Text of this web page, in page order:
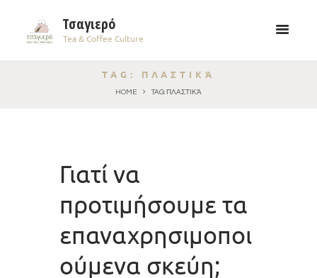
Τσαγιερό
Tea & Coffee Culture
TAG: ΠΛΑΣΤΙΚΆ
HOME TAG: ΠΛΑΣΤΙΚΆ
Γιατί να
προτιμήσουμε τα
επαναχρησιμοποι
ούμενα σκεύη;